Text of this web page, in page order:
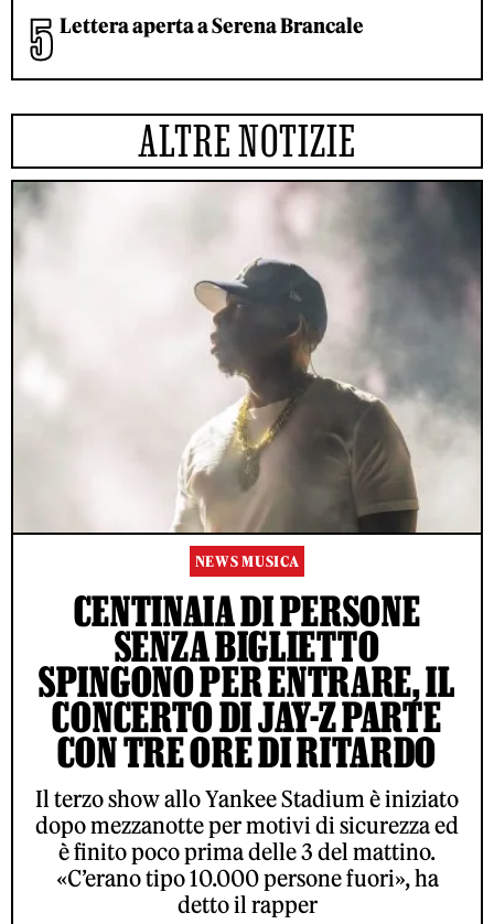
Lettera aperta a Serena Brancale
ALTRE NOTIZIE
NEWS MUSICA
CENTINAIA DI PERSONE
SENZA BIGLIETTO
SPINGONO PER ENTRARE, IL
CONCERTO DI JAY-Z PARTE
CON TRE ORE DI RITARDO
Il terzo show allo Yankee Stadium è iniziato
dopo mezzanotte per motivi di sicurezza ed
è finito poco prima delle 3 del mattino.
«C’erano tipo 10.000 persone fuori», ha
detto il rapper